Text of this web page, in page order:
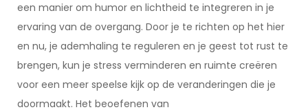
een manier om humor en lichtheid te integreren in je
ervaring van de overgang. Door je te richten op het hier
en nu, je ademhaling te reguleren en je geest tot rust te
brengen, kun je stress verminderen en ruimte creëren
voor een meer speelse kijk op de veranderingen die je
doormaakt. Het beoefenen van